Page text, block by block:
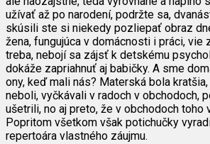
užívať až po narodení, podržte sa,
skúsili ste si niekedy pozliepať obraz
žena, fungujúca v domácnosti i práci, vie
treba, nebojí sa zájsť k detskému
dokáže zapriahnuť aj babičky. A sme
ony, keď mali nás? Materská bola
neboli, vyčkávali v radoch v obchodoch,
ušetrili, no aj preto, že v obchodoch toho
Popritom všetkom však potichučky
repertoára vlastného záujmu.